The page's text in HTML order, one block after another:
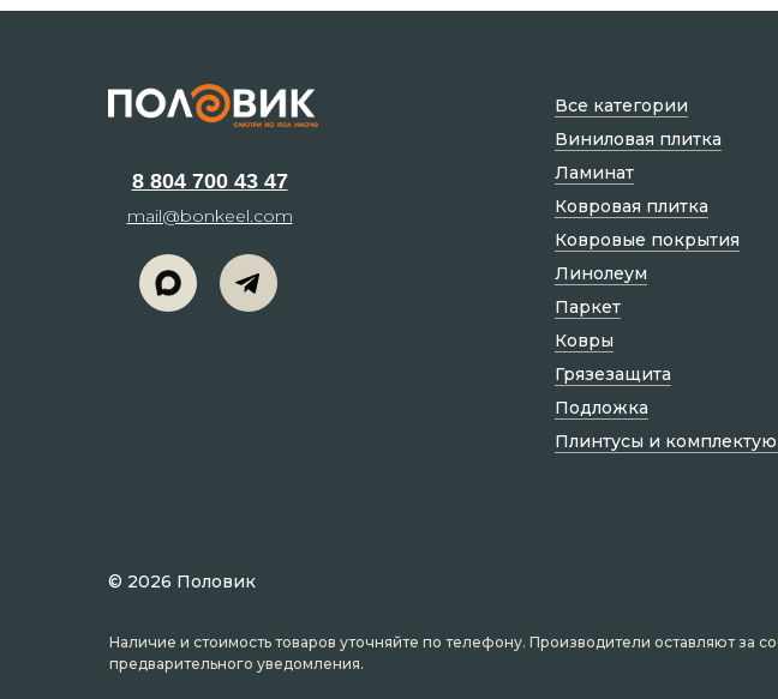
8 804 700 43 47
mail@bonkeel.com
© 2026 Половик
Наличие и стоимость товаров уточняйте по телефону. Производители оставляют за
предварительного уведомления.
Все категории
Виниловая плитка
Ламинат
Ковровая плитка
Ковровые покрытия
Линолеум
Паркет
Ковры
Грязезащита
Подложка
Плинтусы и